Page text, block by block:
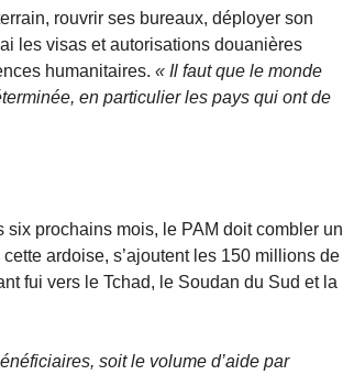
rouvrir ses bureaux, déployer son
les visas et autorisations douanières
humanitaires. « Il faut que le monde
en particulier les pays qui ont de
prochains mois, le PAM doit combler un
ardoise, s’ajoutent les 150 millions de
fui vers le Tchad, le Soudan du Sud et la
soit le volume d’aide par